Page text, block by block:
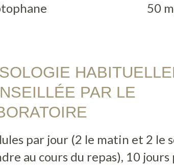
50
PAR LE
par jour (2 le matin et 2 le
au cours du repas), 10 jours